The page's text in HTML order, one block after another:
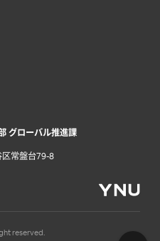
グローバル推進課
区常盤台79-8
reserved.